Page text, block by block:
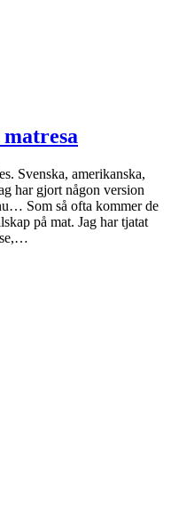
Svenska, amerikanska,
har gjort någon version
Som så ofta kommer de
på mat. Jag har tjatat